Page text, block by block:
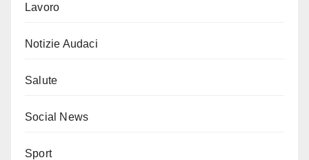
Lavoro
Notizie Audaci
Salute
Social News
Sport